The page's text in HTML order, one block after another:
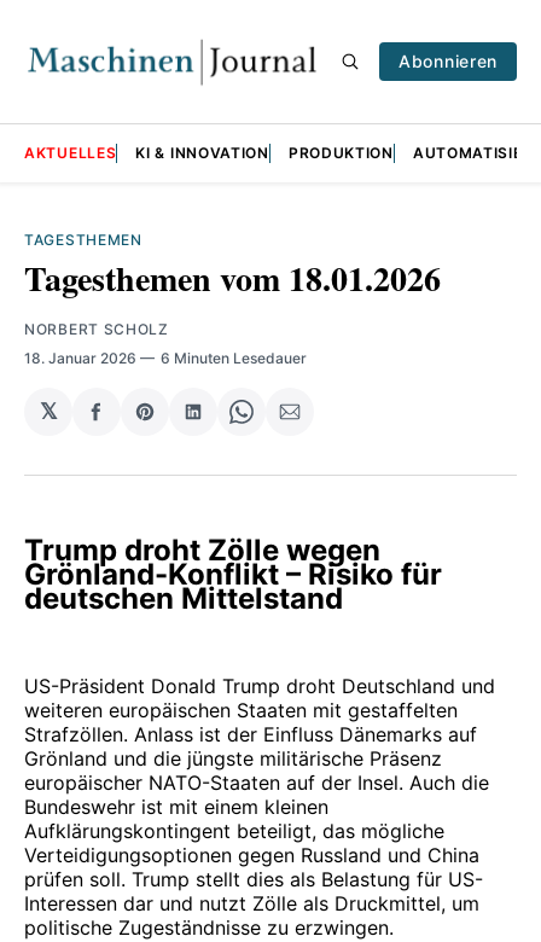
Abonnieren
AKTUELLES KI & INNOVATION PRODUKTION
TAGESTHEMEN
Tagesthemen vom 18.01.2026
NORBERT SCHOLZ
18. Januar 2026
6 Minuten Lesedauer
𝕏
auf
teilen
Share
Pinterest
auf
teilen
Share
WhatsApp
per
Mail
Trump droht Zölle wegen
Grönland-Konflikt – Risiko für
deutschen Mittelstand
US-Präsident Donald Trump droht Deutschland und
weiteren europäischen Staaten mit gestaffelten
Strafzöllen. Anlass ist der Einfluss Dänemarks auf
Grönland und die jüngste militärische Präsenz
europäischer NATO-Staaten auf der Insel. Auch die
Bundeswehr ist mit einem kleinen
Aufklärungskontingent beteiligt, das mögliche
Verteidigungsoptionen gegen Russland und China
prüfen soll. Trump stellt dies als Belastung für US-
Interessen dar und nutzt Zölle als Druckmittel, um
politische Zugeständnisse zu erzwingen.